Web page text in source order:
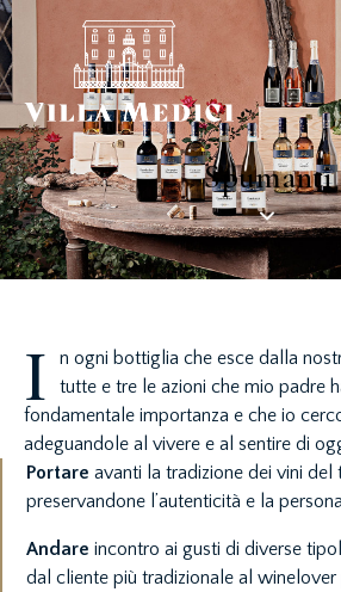
Spumanti
I
n ogni bottiglia che esce dalla
tutte e tre le azioni che mio padre
fondamentale importanza e che io
adeguandole al vivere e al sentire di
Portare avanti la tradizione dei vini del
preservandone l’autenticità e la
Andare incontro ai gusti di diverse
dal cliente più tradizionale al